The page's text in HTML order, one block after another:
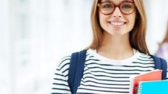
(Posta ile başvuru alınmayacaktır)
1- Merkezi Yerleştirme Puanı İle
(İnternet) Başvurusunda Bulunan
İstenen Belgeler